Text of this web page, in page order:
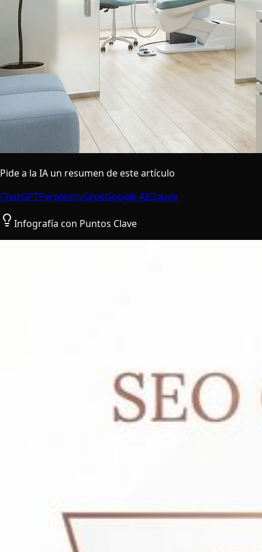
Pide a la IA un resumen de este artículo
ChatGPTPerplexityGrokGoogle AIClaude
Infografía con Puntos Clave